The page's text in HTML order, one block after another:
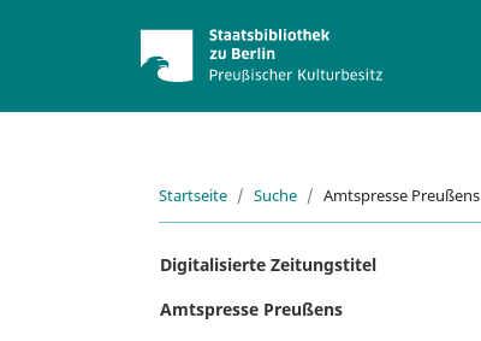
Startseite Suche Amtspresse Preußens
Digitalisierte Zeitungstitel
Amtspresse Preußens